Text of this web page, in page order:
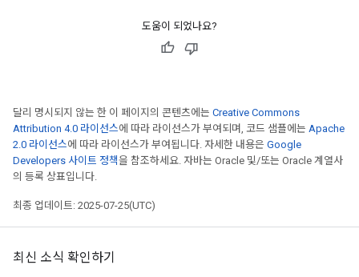
도움이 되었나요?
달리 명시되지 않는 한 이 페이지의 콘텐츠에는 Creative Commons
Attribution 4.0 라이선스에 따라 라이선스가 부여되며, 코드 샘플에는 Apache
2.0 라이선스에 따라 라이선스가 부여됩니다. 자세한 내용은 Google
Developers 사이트 정책을 참조하세요. 자바는 Oracle 및/또는 Oracle 계열사
의 등록 상표입니다.
최종 업데이트: 2025-07-25(UTC)
최신 소식 확인하기